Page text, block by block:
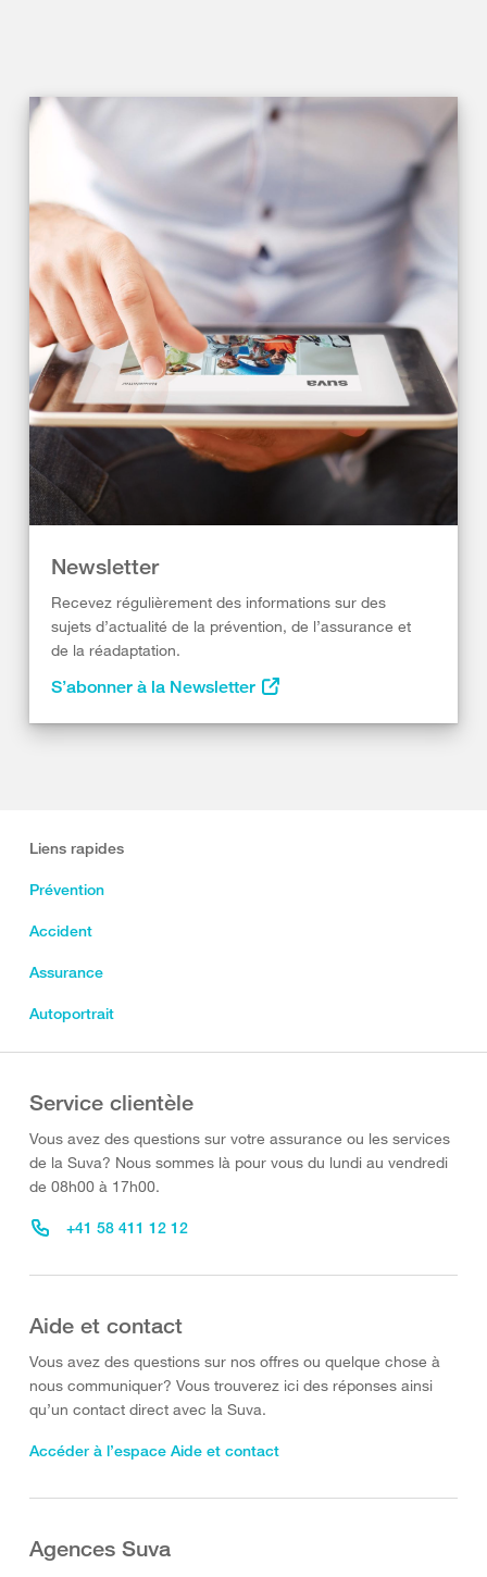
Newsletter
Recevez régulièrement des informations sur des
sujets d’actualité de la prévention, de l’assurance et
de la réadaptation.
S’abonner à la Newsletter
Liens rapides
Prévention
Accident
Assurance
Autoportrait
Service clientèle
Vous avez des questions sur votre assurance ou les services
de la Suva? Nous sommes là pour vous du lundi au vendredi
de 08h00 à 17h00.
+41 58 411 12 12
Aide et contact
Vous avez des questions sur nos offres ou quelque chose à
nous communiquer? Vous trouverez ici des réponses ainsi
qu’un contact direct avec la Suva.
Accéder à l’espace Aide et contact
Agences Suva